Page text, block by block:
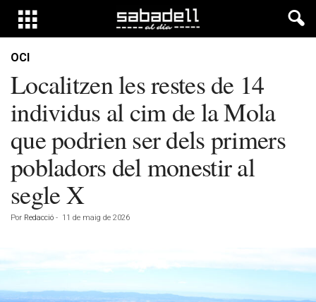
OCI
Localitzen les restes de 14
individus al cim de la Mola
que podrien ser dels primers
pobladors del monestir al
segle X
Por Redacció - 11 de maig de 2026